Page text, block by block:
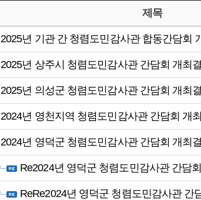
제목
2025년 기관 간 청렴도민감사관 합동간담회
2025년 상주시 청렴도민감사관 간담회 개최
2025년 의성군 청렴도민감사관 간담회 개최
2024년 영천지역 청렴도민감사관 간담회 개
2024년 영덕군 청렴도민감사관 간담회 개최
Re2024년 영덕군 청렴도민감사관 간담
ReRe2024년 영덕군 청렴도민감사관 간